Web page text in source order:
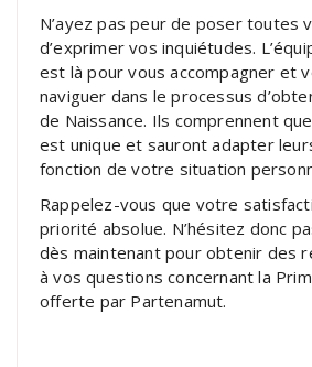
N’ayez pas peur de poser toutes
d’exprimer vos inquiétudes.
est là pour vous accompagner et
naviguer dans le processus
de Naissance. Ils comprennent
est unique et sauront adapter
fonction de votre situation
Rappelez-vous que votre
priorité absolue. N’hésitez donc
dès maintenant pour obtenir des
à vos questions concernant la
offerte par Partenamut.